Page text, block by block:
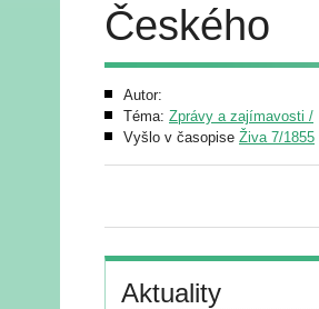
Českého
Autor:
Téma: Zprávy a zajímavosti /
Vyšlo v časopise Živa 7/1855
Aktuality